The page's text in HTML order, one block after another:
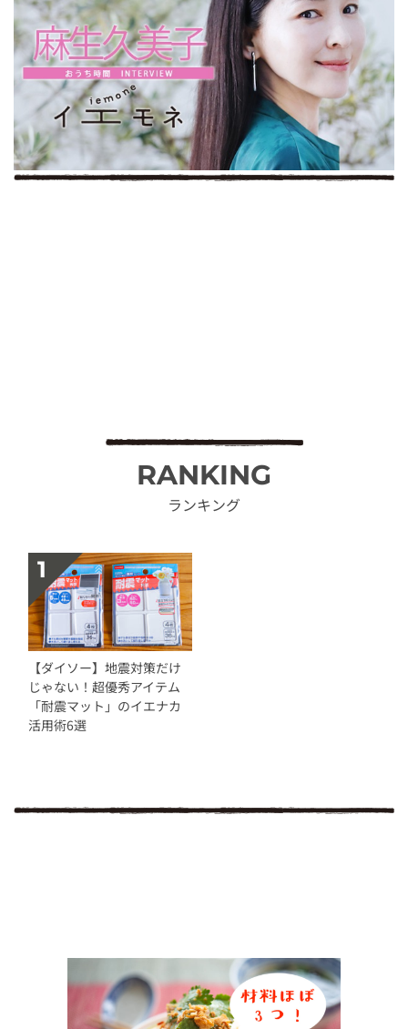
RANKING
ランキング
【ダイソー】地震対策だけ
じゃない！超優秀アイテム
「耐震マット」のイエナカ
活用術6選